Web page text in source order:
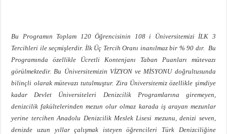
Bu Programın Toplam 120 Öğrencisinin 108 i Üniversitemizi İLK 3
Tercihleri ile seçmişlerdir. İlk Üç Tercih Oranı inanılmaz bir % 90 dır. Bu
Programında özellikle Ücretli Kontenjanı Taban Puanları mütevazı
görülmektedir. Bu Üniversitemizin VİZYON ve MİSYONU doğrultusunda
bilinçli olarak mütevazı tutulmuştur. Zira Üniversitemiz özellikle şimdiye
kadar Devlet Üniversiteleri Denizcilik Programlarına giremeyen,
denizcilik fakültelerinden mezun olur olmaz karada iş arayan mezunlar
yerine tercihen Anadolu Denizcilik Meslek Lisesi mezunu, denizi seven,
denizde uzun yıllar çalışmak isteyen öğrencileri Türk Denizciliğine